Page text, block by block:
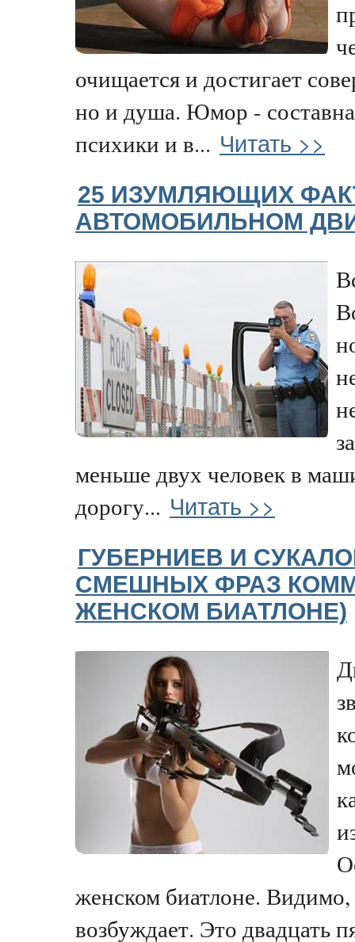
очищается и достигает
но и душа. Юмор -
психики и в... Читать >>
25 ИЗУМЛЯЮЩИХ
АВТОМОБИЛЬНОМ
меньше двух человек в
дорогу... Читать >>
ГУБЕРНИЕВ И
СМЕШНЫХ ФРАЗ
ЖЕНСКОМ БИАТЛОНЕ)
женском биатлоне.
возбуждает. Это двадцать